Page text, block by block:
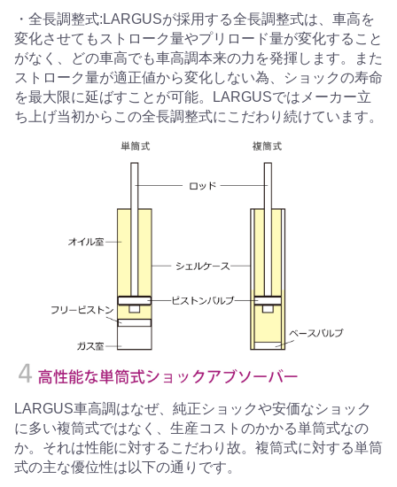
・全長調整式:LARGUSが採用する全長調整式は、車高を
変化させてもストローク量やプリロード量が変化すること
がなく、どの車高でも車高調本来の力を発揮します。また
ストローク量が適正値から変化しない為、ショックの寿命
を最大限に延ばすことが可能。LARGUSではメーカー立
ち上げ当初からこの全長調整式にこだわり続けています。
LARGUS車高調はなぜ、純正ショックや安価なショック
に多い複筒式ではなく、生産コストのかかる単筒式なの
か。それは性能に対するこだわり故。複筒式に対する単筒
式の主な優位性は以下の通りです。